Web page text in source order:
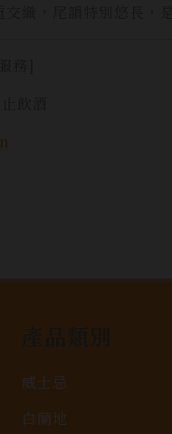
威士忌
白蘭地